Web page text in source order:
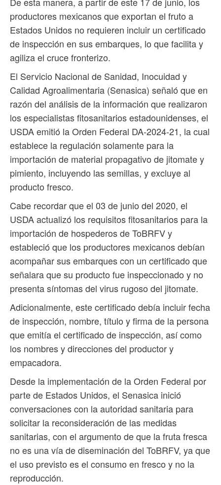
productores mexicanos que exportan el fruto a
Estados Unidos no requieren incluir un certificado
de inspección en sus embarques, lo que facilita y
agiliza el cruce fronterizo.
El Servicio Nacional de Sanidad, Inocuidad y
Calidad Agroalimentaria (Senasica) señaló que en
razón del análisis de la información que realizaron
los especialistas fitosanitarios estadounidenses, el
USDA emitió la Orden Federal DA-2024-21, la cual
establece la regulación solamente para la
importación de material propagativo de jitomate y
pimiento, incluyendo las semillas, y excluye al
producto fresco.
Cabe recordar que el 03 de junio del 2020, el
USDA actualizó los requisitos fitosanitarios para la
importación de hospederos de ToBRFV y
estableció que los productores mexicanos debían
acompañar sus embarques con un certificado que
señalara que su producto fue inspeccionado y no
presenta síntomas del virus rugoso del jitomate.
Adicionalmente, este certificado debía incluir fecha
de inspección, nombre, título y firma de la persona
que emitía el certificado de inspección, así como
los nombres y direcciones del productor y
empacadora.
Desde la implementación de la Orden Federal por
parte de Estados Unidos, el Senasica inició
conversaciones con la autoridad sanitaria para
solicitar la reconsideración de las medidas
sanitarias, con el argumento de que la fruta fresca
no es una vía de diseminación del ToBRFV, ya que
el uso previsto es el consumo en fresco y no la
reproducción.